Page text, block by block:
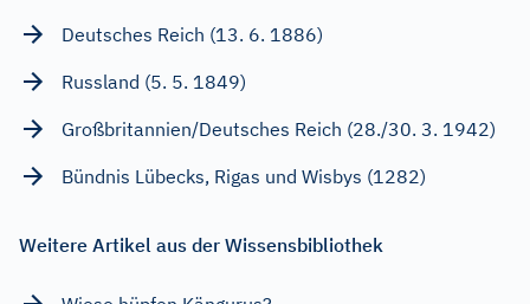
Deutsches Reich (13. 6. 1886)
Russland (5. 5. 1849)
Großbritannien/Deutsches Reich (28./30. 3. 1942)
Bündnis Lübecks, Rigas und Wisbys (1282)
Weitere Artikel aus der Wissensbibliothek